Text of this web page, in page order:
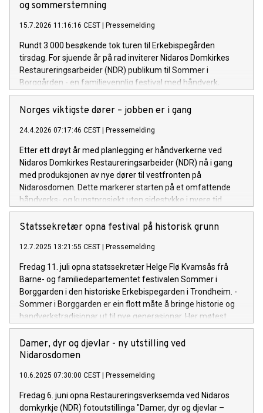
og sommerstemning
15.7.2026 11:16:16 CEST | Pressemelding
Rundt 3 000 besøkende tok turen til Erkebispegården
tirsdag. For sjuende år på rad inviterer Nidaros Domkirkes
Restaureringsarbeider (NDR) publikum til Sommer i
Borggården - en familievennlig festival med håndverk,
historie og teater i historiske omgivelser.
Norges viktigste dører – jobben er i gang
24.4.2026 07:17:46 CEST | Pressemelding
Etter ett drøyt år med planlegging er håndverkerne ved
Nidaros Domkirkes Restaureringsarbeider (NDR) nå i gang
med produksjonen av nye dører til vestfronten på
Nidarosdomen. Dette markerer starten på et omfattende
håndverks- og kunstprosjekt uten sidestykke i nyere tid.
Statssekretær opna festival på historisk grunn
12.7.2025 13:21:55 CEST | Pressemelding
Fredag 11. juli opna statssekretær Helge Flø Kvamsås frå
Barne- og familiedepartementet festivalen Sommer i
Borggarden i den historiske Erkebispegarden i Trondheim. -
Sommer i Borggarden er ein flott måte å bringe historie og
handverkstradisjonar ut til nye generasjonar. Her møtest
fortid og framtid i levande formidling, sa Kvamsås under
opninga.
Damer, dyr og djevlar - ny utstilling ved
Nidarosdomen
10.6.2025 07:30:00 CEST | Pressemelding
Fredag 6. juni opna Restaureringsverksemda ved Nidaros
domkyrkje (NDR) fotoutstillinga "Damer, dyr og djevlar –